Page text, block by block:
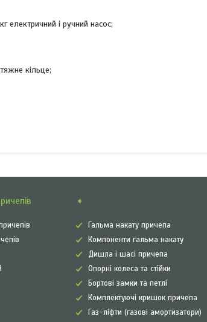
електричний і ручний насос;
кільце;
➧
Гальма накату причепа
Компоненти гальма накату
Дишла і шасі причепа
Опорні колеса та стійки
Бортові замки та петлі
Комплектуючі кришок причепа
Газ-ліфти (газові амортизатори)